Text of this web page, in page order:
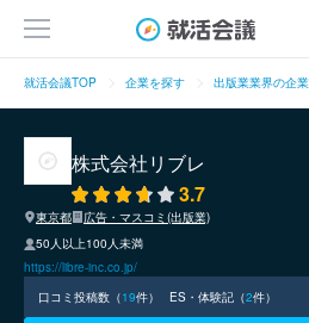
就活会議TOP 企業を探す 出版業業界の企
株式会社リブレ
3.7
東京都
広告・マスコミ(出版業)
50人以上100人未満
https://libre-inc.co.jp/
口コミ投稿数（19件） ES・体験記（2件）